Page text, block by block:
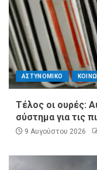
ΑΣΤΥΝΟΜΙΚΟ
Τέλος οι ουρές:
σύστημα για τις
9 Αυγούστου 2026